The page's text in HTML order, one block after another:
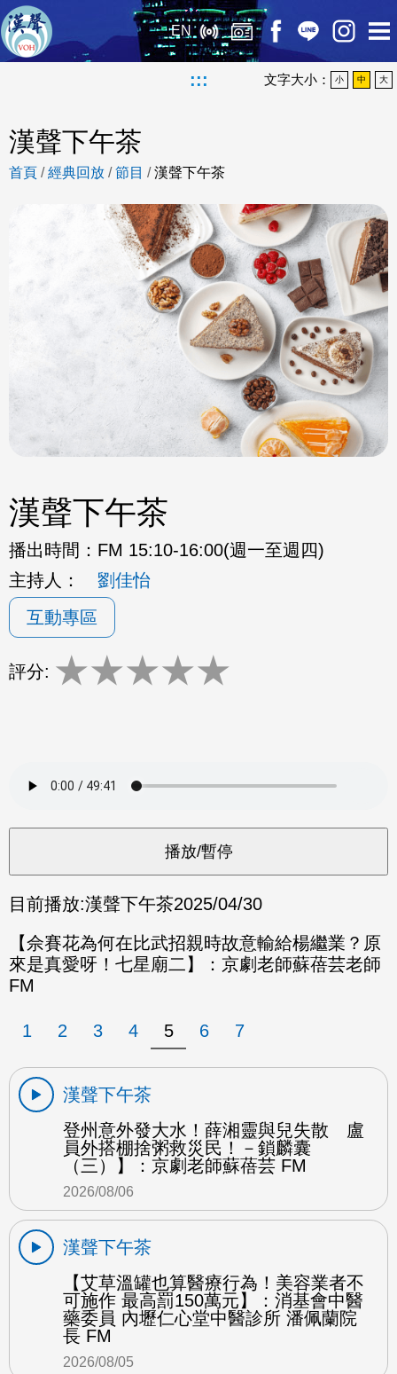
EN
::: 文字大小： 小 中 大
漢聲下午茶
首頁 /經典回放 /節目 /漢聲下午茶
漢聲下午茶
播出時間： FM 15:10-16:00(週一至週四)
主持人：
劉佳怡
互動專區
評分: ★★★★★
目前播放:漢聲下午茶2025/04/30
【佘賽花為何在比武招親時故意輸給楊繼業？原
來是真愛呀！七星廟二】：京劇老師蘇蓓芸老師
FM
1 2 3 4 5 6 7
漢聲下午茶
登州意外發大水！薛湘靈與兒失散 盧
員外搭棚捨粥救災民！－鎖麟囊
（三）】：京劇老師蘇蓓芸 FM
2026/08/06
漢聲下午茶
【艾草溫罐也算醫療行為！美容業者不
可施作 最高罰150萬元】：消基會中醫
藥委員 內壢仁心堂中醫診所 潘佩蘭院
長 FM
2026/08/05